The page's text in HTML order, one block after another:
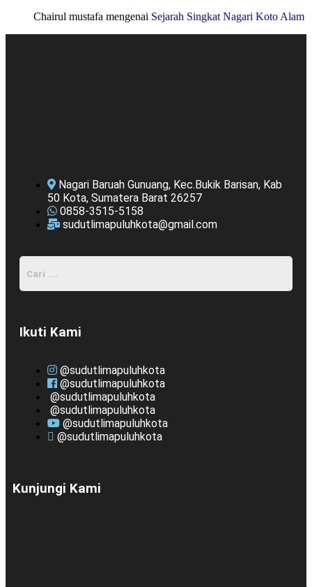
Chairul mustafa mengenai Sejarah Singkat Nagari Koto Alam
Nagari Baruah Gunuang, Kec.Bukik Barisan, Kab
50 Kota, Sumatera Barat 26257
0858-3515-5158
sudutlimapuluhkota@gmail.com
Ikuti Kami
@sudutlimapuluhkota
@sudutlimapuluhkota
@sudutlimapuluhkota
@sudutlimapuluhkota
@sudutlimapuluhkota
@sudutlimapuluhkota
Kunjungi Kami